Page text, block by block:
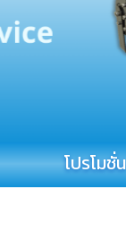
โปรโมชั่น